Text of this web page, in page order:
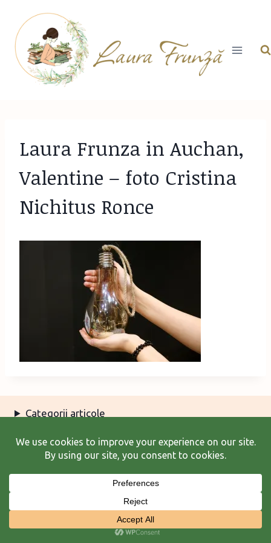
content
Laura Frunza in Auchan,
Valentine – foto Cristina
Nichitus Ronce
Categorii articole
Arhiva articole
© 2026 Laura Frunză